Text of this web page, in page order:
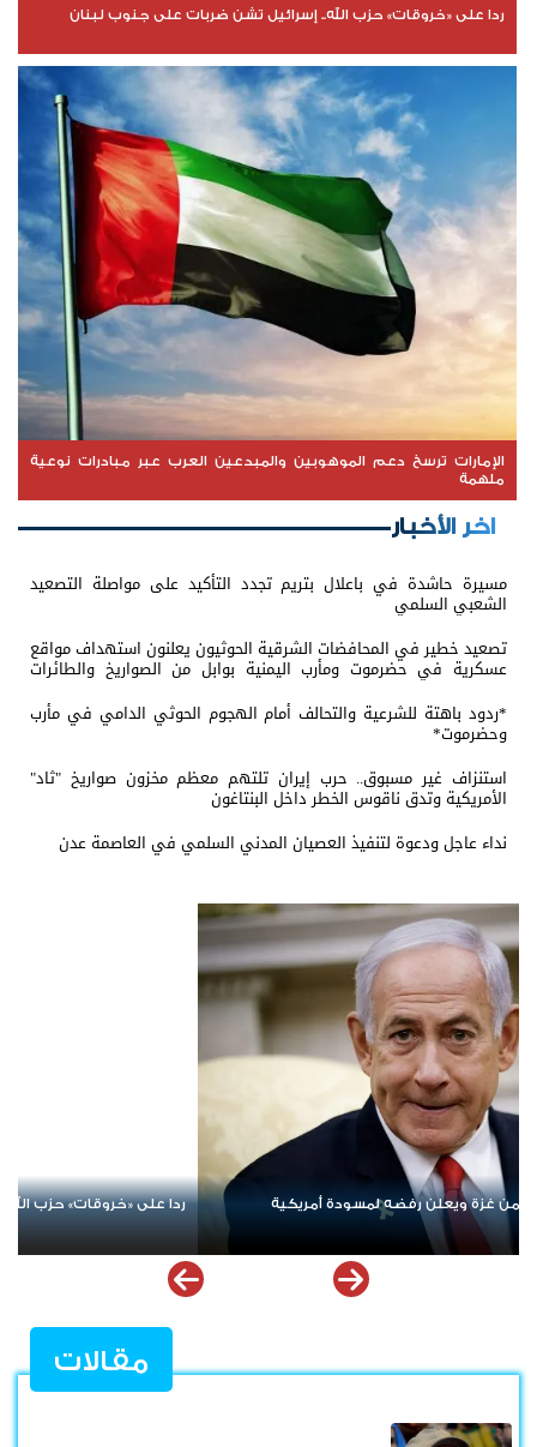
ردا على «خروقات» حزب الله.. إسرائيل تشن ضربات على جنوب لبنان
الإمارات ترسخ دعم الموهوبين والمبدعين العرب عبر مبادرات نوعية
ملهمة
اخر الأخبار
مسيرة حاشدة في باعلال بتريم تجدد التأكيد على مواصلة التصعيد
الشعبي السلمي
تصعيد خطير في المحافضات الشرقية الحوثيون يعلنون استهداف مواقع
عسكرية في حضرموت ومأرب اليمنية بوابل من الصواريخ والطائرات
*ردود باهتة للشرعية والتحالف أمام الهجوم الحوثي الدامي في مأرب
وحضرموت*
استنزاف غير مسبوق.. حرب إيران تلتهم معظم مخزون صواريخ "ثاد"
الأمريكية وتدق ناقوس الخطر داخل البنتاغون
نداء عاجل ودعوة لتنفيذ العصيان المدني السلمي في العاصمة عدن
الإمارات ترسخ دعم الموهوبين والمبدعين العرب عبر مبادرات
ملهمة
مقالات